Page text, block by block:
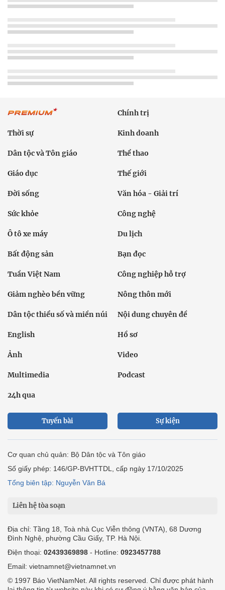
Chính trị
Thời sự Kinh doanh
Dân tộc và Tôn giáo Thể thao
Giáo dục Thế giới
Đời sống Văn hóa - Giải trí
Sức khỏe Công nghệ
Ô tô xe máy Du lịch
Bất động sản Bạn đọc
Tuần Việt Nam Công nghiệp hỗ trợ
Giảm nghèo bền vững Nông thôn mới
Dân tộc thiểu số và miền núi Nội dung chuyên đề
English Hồ sơ
Ảnh Video
Multimedia Podcast
24h qua
Tuyến bài Sự kiện
Cơ quan chủ quản: Bộ Dân tộc và Tôn giáo
Số giấy phép: 146/GP-BVHTTDL, cấp ngày 17/10/2025
Tổng biên tập: Nguyễn Văn Bá
Liên hệ tòa soạn
Địa chỉ: Tầng 18, Toà nhà Cục Viễn thông (VNTA), 68 Dương
Đình Nghệ, phường Cầu Giấy, TP. Hà Nội.
Điện thoại: 02439369898 - Hotline: 0923457788
Email: vietnamnet@vietnamnet.vn
© 1997 Báo VietNamNet. All rights reserved. Chỉ được phát hành